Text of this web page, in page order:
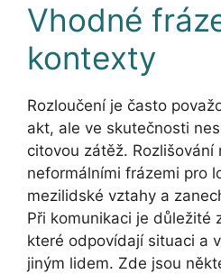
Vhodné
kontexty
Rozloučení je často
akt, ale ve skutečnosti
citovou zátěž. Rozlišování
neformálními frázemi pro
mezilidské vztahy a
Při komunikaci je důležité
které odpovídají situaci a
jiným lidem. Zde jsou